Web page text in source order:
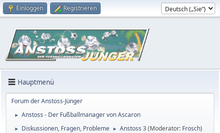
Einloggen Registrieren
Hauptmenü
Forum der Anstoss-Jünger
► Anstoss - Der Fußballmanager von Ascaron
► Diskussionen, Fragen, Probleme ► Anstoss 3(Moderator: Frosch)